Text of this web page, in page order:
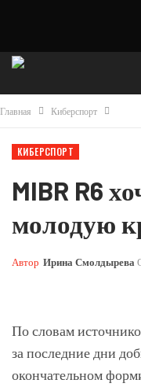
Главная Киберспорт
КИБЕРСПОРТ
MIBR R6
молодую
Автор Ирина Смолдырева
По словам
за последние дни
окончательном